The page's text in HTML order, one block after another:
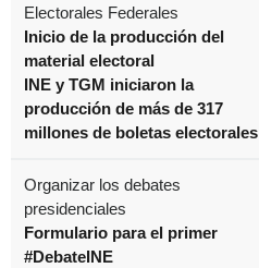
Electorales Federales
Inicio de la producción del
material electoral
INE y TGM iniciaron la
producción de más de 317
millones de boletas electorales
Organizar los debates
presidenciales
Formulario para el primer
#DebateINE